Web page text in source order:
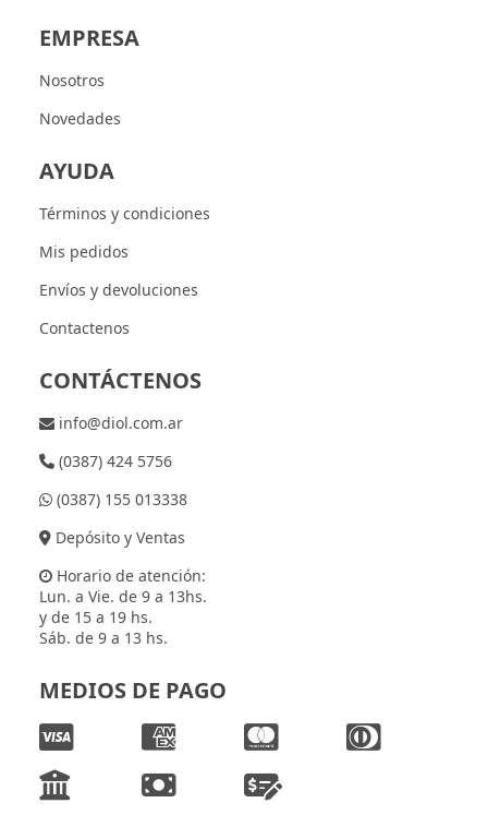
EMPRESA
Nosotros
Novedades
AYUDA
Términos y condiciones
Mis pedidos
Envíos y devoluciones
Contactenos
CONTÁCTENOS
info@diol.com.ar
(0387) 424 5756
(0387) 155 013338
Depósito y Ventas
Horario de atención:
Lun. a Vie. de 9 a 13hs.
y de 15 a 19 hs.
Sáb. de 9 a 13 hs.
MEDIOS DE PAGO